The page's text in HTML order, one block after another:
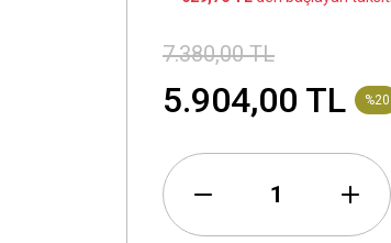
7.380,00 TL
5.904,00 TL %20